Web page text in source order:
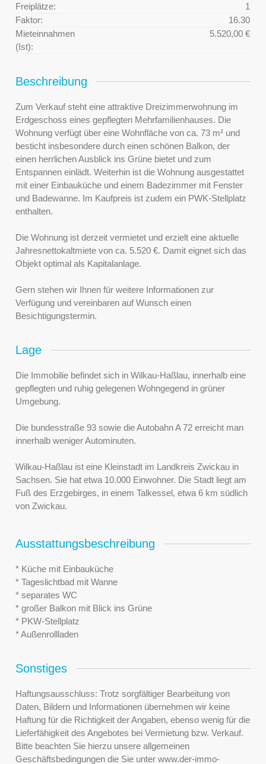
Freiplätze:
1
Faktor:
16.30
Mieteinnahmen
(Ist):
5.520,00 €
Beschreibung
Zum Verkauf steht eine attraktive Dreizimmerwohnung im
Erdgeschoss eines gepflegten Mehrfamilienhauses. Die
Wohnung verfügt über eine Wohnfläche von ca. 73 m² und
besticht insbesondere durch einen schönen Balkon, der
einen herrlichen Ausblick ins Grüne bietet und zum
Entspannen einlädt. Weiterhin ist die Wohnung ausgestattet
mit einer Einbauküche und einem Badezimmer mit Fenster
und Badewanne. Im Kaufpreis ist zudem ein PWK-Stellplatz
enthalten.
Die Wohnung ist derzeit vermietet und erzielt eine aktuelle
Jahresnettokaltmiete von ca. 5.520 €. Damit eignet sich das
Objekt optimal als Kapitalanlage.
Gern stehen wir Ihnen für weitere Informationen zur
Verfügung und vereinbaren auf Wunsch einen
Besichtigungstermin.
Lage
Die Immobilie befindet sich in Wilkau-Haßlau, innerhalb eine
gepflegten und ruhig gelegenen Wohngegend in grüner
Umgebung.
Die bundesstraße 93 sowie die Autobahn A 72 erreicht man
innerhalb weniger Autominuten.
Wilkau-Haßlau ist eine Kleinstadt im Landkreis Zwickau in
Sachsen. Sie hat etwa 10.000 Einwohner. Die Stadt liegt am
Fuß des Erzgebirges, in einem Talkessel, etwa 6 km südlich
von Zwickau.
Ausstattungsbeschreibung
* Küche mit Einbauküche
* Tageslichtbad mit Wanne
* separates WC
* großer Balkon mit Blick ins Grüne
* PKW-Stellplatz
* Außenrollladen
Sonstiges
Haftungsausschluss: Trotz sorgfältiger Bearbeitung von
Daten, Bildern und Informationen übernehmen wir keine
Haftung für die Richtigkeit der Angaben, ebenso wenig für die
Lieferfähigkeit des Angebotes bei Vermietung bzw. Verkauf.
Bitte beachten Sie hierzu unsere allgemeinen
Geschäftsbedingungen die Sie unter www.der-immo-